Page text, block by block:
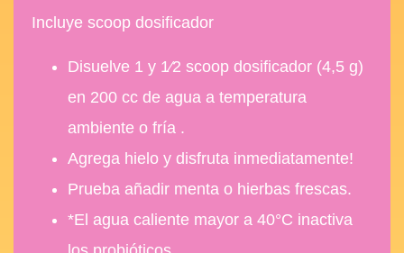
Incluye scoop dosificador
Disuelve 1 y 1⁄2 scoop dosificador (4,5 g)
en 200 cc de agua a temperatura
ambiente o fría .
Agrega hielo y disfruta inmediatamente!
Prueba añadir menta o hierbas frescas.
*El agua caliente mayor a 40°C inactiva